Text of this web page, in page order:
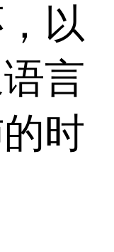
以
言
时